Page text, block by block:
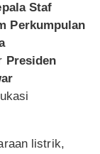
Staf
Perkumpulan
Presiden
listrik,